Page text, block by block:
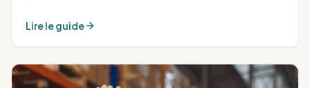
Lire le guide